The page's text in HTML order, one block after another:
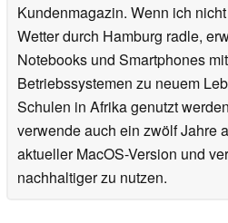
Kundenmagazin. Wenn ich
Wetter durch Hamburg radle,
Notebooks und Smartphones
Betriebssystemen zu neuem
Schulen in Afrika genutzt
verwende auch ein zwölf Jahre
aktueller MacOS-Version und
nachhaltiger zu nutzen.